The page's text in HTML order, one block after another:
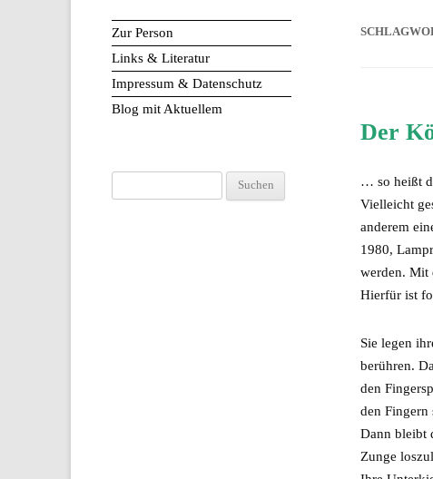
Der
… so heißt
Vielleicht
anderem
1980,
werden. Mit
Hierfür ist
Sie legen
berühren.
den
den Fingern
Dann bleibt
Zunge
Zur Person
Links & Literatur
Impressum & Datenschutz
Blog mit Aktuellem